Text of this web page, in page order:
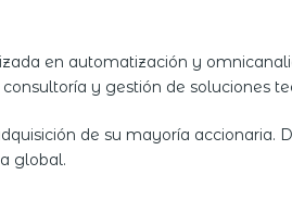
en automatización y
y gestión de soluciones
de su mayoría
global.